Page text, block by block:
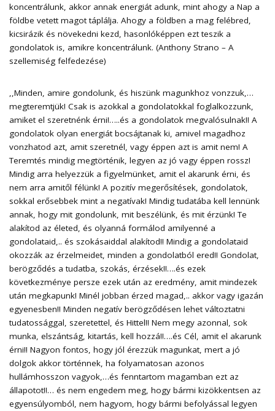
koncentrálunk, akkor annak energiát adunk, mint ahogy a Nap a
földbe vetett magot táplálja. Ahogy a földben a mag felébred,
kicsirázik és növekedni kezd, hasonlóképpen ezt teszik a
gondolatok is, amikre koncentrálunk. (Anthony Strano – A
szellemiség felfedezése)
,,Minden, amire gondolunk, és hiszünk magunkhoz vonzzuk,…
megteremtjük! Csak is azokkal a gondolatokkal foglalkozzunk,
amiket el szeretnénk érni!…..és a gondolatok megvalósulnak!! A
gondolatok olyan energiát bocsájtanak ki, amivel magadhoz
vonzhatod azt, amit szeretnél, vagy éppen azt is amit nem! A
Teremtés mindig megtörténik, legyen az jó vagy éppen rossz!
Mindig arra helyezzük a figyelmünket, amit el akarunk érni, és
nem arra amitől félünk! A pozitív megerősítések, gondolatok,
sokkal erősebbek mint a negatívak! Mindig tudatába kell lennünk
annak, hogy mit gondolunk, mit beszélünk, és mit érzünk! Te
alakítod az életed, és olyanná formálod amilyenné a
gondolataid,.. és szokásaiddal alakítod!! Mindig a gondolataid
okozzák az érzelmeidet, minden a gondolatból ered!! Gondolat,
berögződés a tudatba, szokás, érzések!!….és ezek
következménye persze ezek után az eredmény, amit mindezek
után megkapunk! Minél jobban érzed magad,.. akkor vagy igazán
egyenesben!! Minden negatív berögződésen lehet változtatni
tudatossággal, szeretettel, és Hittel!! Nem megy azonnal, sok
munka, elszántság, kitartás, kell hozzá!!….és Cél, amit el akarunk
érni!! Nagyon fontos, hogy jól érezzük magunkat, mert a jó
dolgok akkor történnek, ha folyamatosan azonos
hullámhosszon vagyok,…és fenntartom magamban ezt az
állapotot!!… és nem engedem meg, hogy bármi kizökkentsen az
egyensúlyomból, nem hagyom, hogy bármi befolyással legyen